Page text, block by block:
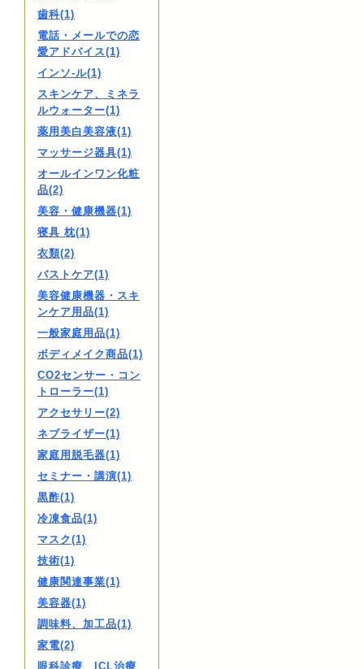
歯科(1)
電話・メールでの恋
愛アドバイス(1)
インソ-ル(1)
スキンケア、ミネラ
ルウォーター(1)
薬用美白美容液(1)
マッサージ器具(1)
オールインワン化粧
品(2)
美容・健康機器(1)
寝具 枕(1)
衣類(2)
バストケア(1)
美容健康機器・スキ
ンケア用品(1)
一般家庭用品(1)
ボディメイク商品(1)
CO2センサー・コン
トローラー(1)
アクセサリー(2)
ネブライザー(1)
家庭用脱毛器(1)
セミナー・講演(1)
黒酢(1)
冷凍食品(1)
マスク(1)
技術(1)
健康関連事業(1)
美容器(1)
調味料、加工品(1)
家電(2)
眼科診療 ICL治療